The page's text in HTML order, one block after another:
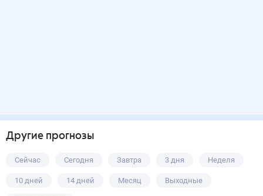
Другие прогнозы
Сейчас Сегодня Завтра 3 дня Неделя
10 дней 14 дней Месяц Выходные